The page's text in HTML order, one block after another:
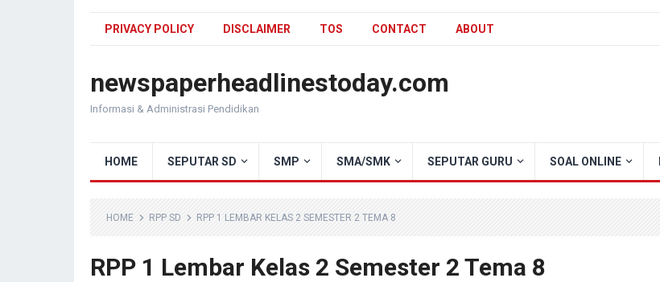
PRIVACY POLICY DISCLAIMER TOS CONTACT ABOUT
newspaperheadlinestoday.com
Informasi & Administrasi Pendidikan
HOME SEPUTAR SD SMP SMA/SMK SEPUTAR GURU SOAL ONLINE
HOME RPP SD RPP 1 LEMBAR KELAS 2 SEMESTER 2 TEMA 8
RPP 1 Lembar Kelas 2 Semester 2 Tema 8